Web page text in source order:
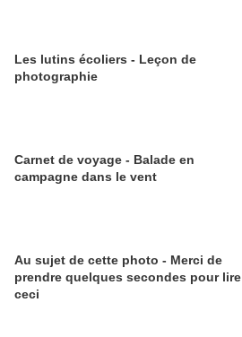
Les lutins écoliers - Leçon de
photographie
Carnet de voyage - Balade en
campagne dans le vent
Au sujet de cette photo - Merci de
prendre quelques secondes pour lire
ceci